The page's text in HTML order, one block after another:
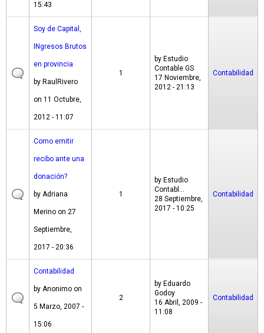
15:43
Soy de Capital,
INgresos Brutos
en provincia
by RaulRivero
on 11 Octubre,
2012 - 11:07
1
by Estudio
Contable GS
17 Noviembre,
2012 - 21:13
Contabilidad
Como emitir
recibo ante una
donación?
by Adriana
Merino on 27
Septiembre,
2017 - 20:36
1
by Estudio
Contabl...
28 Septiembre,
2017 - 10:25
Contabilidad
Contabilidad
by Anonimo on
5 Marzo, 2007 -
15:06
2
by Eduardo
Godoy
16 Abril, 2009 -
11:08
Contabilidad